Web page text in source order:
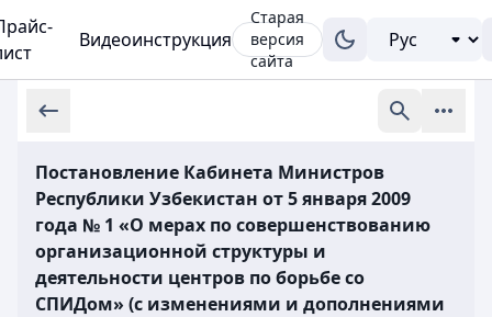
Видеоинструкция
Старая
версия
сайта
Постановление Кабинета Министров
Республики Узбекистан от 5 января 2009
года № 1 «О мерах по совершенствованию
организационной структуры и
деятельности центров по борьбе со
СПИДом» (с изменениями и дополнениями